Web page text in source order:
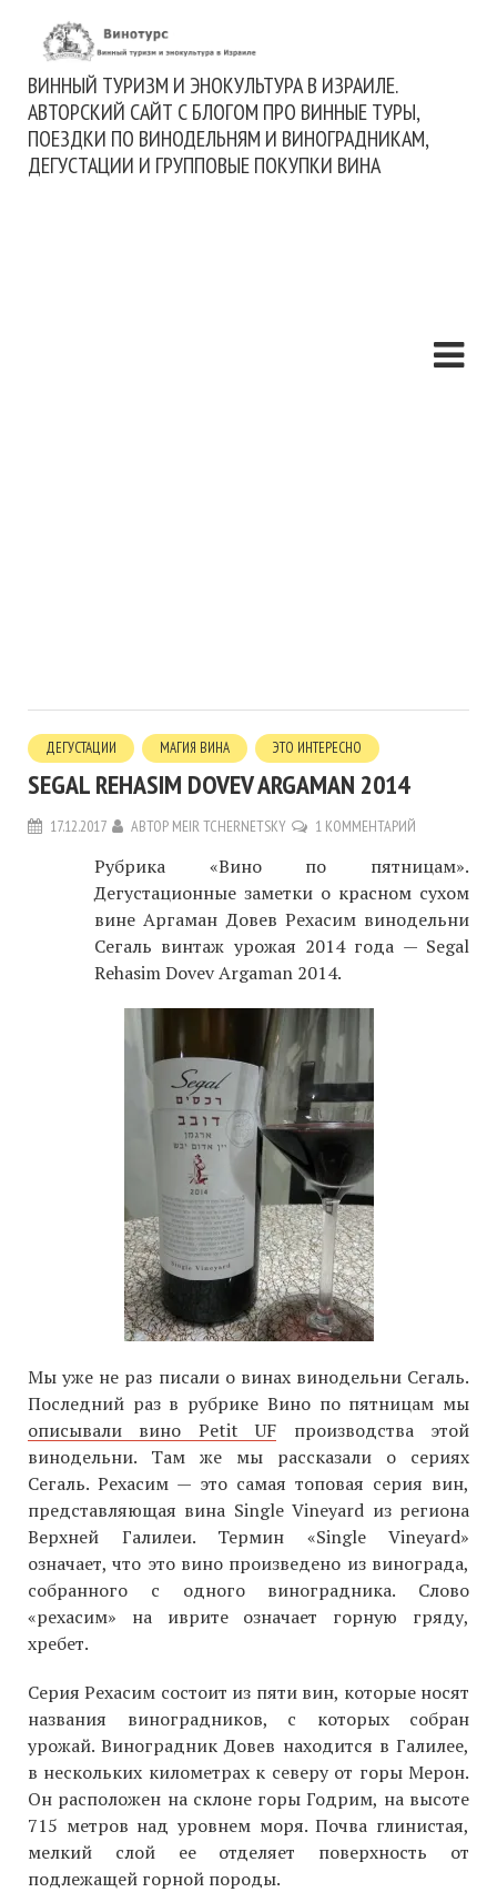
ВИННЫЙ ТУРИЗМ И ЭНОКУЛЬТУРА В ИЗРАИЛЕ.
АВТОРСКИЙ САЙТ С БЛОГОМ ПРО ВИННЫЕ ТУРЫ,
ПОЕЗДКИ ПО ВИНОДЕЛЬНЯМ И ВИНОГРАДНИКАМ,
ДЕГУСТАЦИИ И ГРУППОВЫЕ ПОКУПКИ ВИНА
ДЕГУСТАЦИИ МАГИЯ ВИНА ЭТО ИНТЕРЕСНО
SEGAL REHASIM DOVEV ARGAMAN 2014
17.12.2017 АВТОР MEIR TCHERNETSKY 1 КОММЕНТАРИЙ
Рубрика «Вино по пятницам».
Дегустационные заметки о красном сухом
вине Аргаман Довев Рехасим винодельни
Сегаль винтаж урожая 2014 года — Segal
Rehasim Dovev Argaman 2014.
Мы уже не раз писали о винах винодельни Сегаль.
Последний раз в рубрике Вино по пятницам мы
описывали вино Petit UF производства этой
винодельни. Там же мы рассказали о сериях
Сегаль. Рехасим — это самая топовая серия вин,
представляющая вина Single Vineyard из региона
Верхней Галилеи. Термин «Single Vineyard»
означает, что это вино произведено из винограда,
собранного с одного виноградника. Слово
«рехасим» на иврите означает горную гряду,
хребет.
Серия Рехасим состоит из пяти вин, которые носят
названия виноградников, с которых собран
урожай. Виноградник Довев находится в Галилее,
в нескольких километрах к северу от горы Мерон.
Он расположен на склоне горы Годрим, на высоте
715 метров над уровнем моря. Почва глинистая,
мелкий слой ее отделяет поверхность от
подлежащей горной породы.